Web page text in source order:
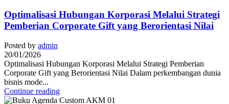
Optimalisasi Hubungan Korporasi Melalui Strategi
Pemberian Corporate Gift yang Berorientasi Nilai
Posted by admin
20/01/2026
Optimalisasi Hubungan Korporasi Melalui Strategi Pemberian
Corporate Gift yang Berorientasi Nilai Dalam perkembangan dunia
bisnis mode...
Continue reading